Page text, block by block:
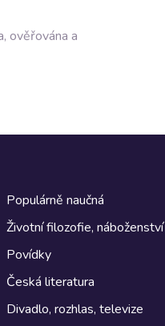
ověřována a
Populárně naučná
Životní filozofie, náboženství
Povídky
Česká literatura
Divadlo, rozhlas, televize